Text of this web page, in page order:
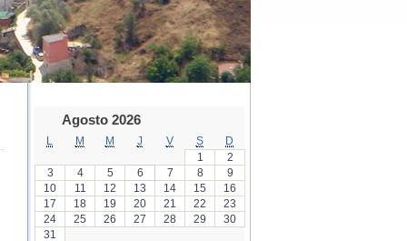
Agosto 2026
M M J V S
D
1
2
3
4 5 6 7 8
9
10
11 12 13 14 15
16
17
18 19 20 21 22
23
24
25 26 27 28 29
30
31